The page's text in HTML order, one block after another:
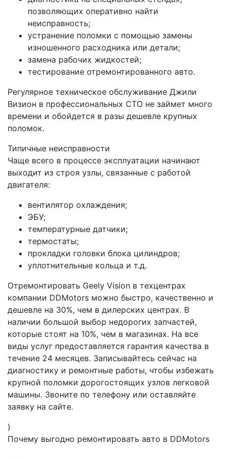
позволяющих оперативно найти
неисправность;
устранение поломки с помощью замены
изношенного расходника или детали;
замена рабочих жидкостей;
тестирование отремонтированного авто.
Регулярное техническое обслуживание Джили
Визион в профессиональных СТО не займет много
времени и обойдется в разы дешевле крупных
поломок.
Типичные неисправности
Чаще всего в процессе эксплуатации начинают
выходит из строя узлы, связанные с работой
двигателя:
вентилятор охлаждения;
ЭБУ;
температурные датчики;
термостаты;
прокладки головки блока цилиндров;
уплотнительные кольца и т.д.
Отремонтировать Geely Vision в техцентрах
компании DDMotors можно быстро, качественно и
дешевле на 30%, чем в дилерских центрах. В
наличии большой выбор недорогих запчастей,
которые стоят на 10%, чем в магазинах. На все
виды услуг предоставляется гарантия качества в
течение 24 месяцев. Записывайтесь сейчас на
диагностику и ремонтные работы, чтобы избежать
крупной поломки дорогостоящих узлов легковой
машины. Звоните по телефону или оставляйте
заявку на сайте.
)
Почему выгодно ремонтировать авто в DDMotors